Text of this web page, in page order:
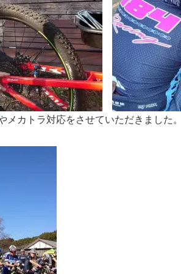
カトラ対応をさせていただきました